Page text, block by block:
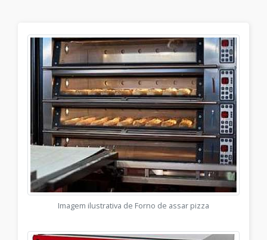
Imagem ilustrativa de Forno de assar pizza